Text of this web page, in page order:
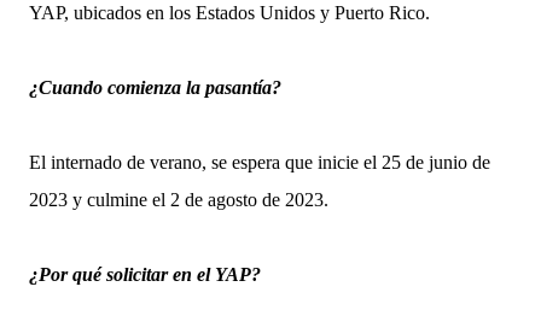
YAP, ubicados en los Estados Unidos y Puerto Rico.
¿Cuando comienza la pasantía?
El internado de verano, se espera que inicie el 25 de junio de
2023 y culmine el 2 de agosto de 2023.
¿Por qué solicitar en el YAP?